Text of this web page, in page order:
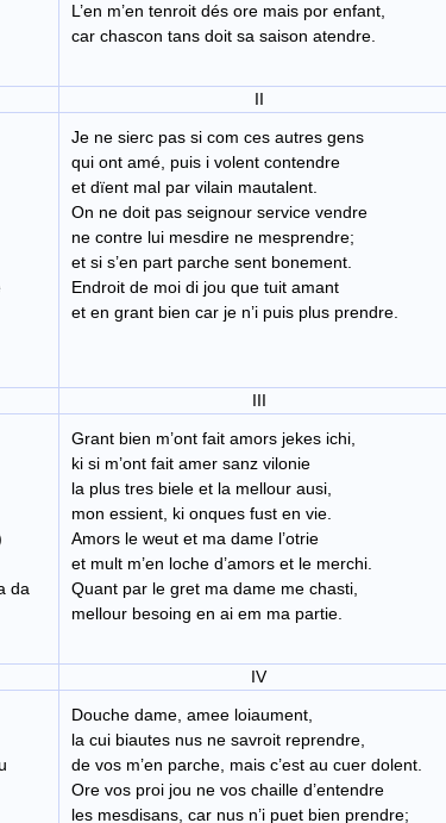
L’en m’en tenroit dés ore mais por enfant,
car chascon tans doit sa saison atendre.
II
Je ne sierc pas si com ces autres gens
qui ont amé, puis i volent contendre
et dïent mal par vilain mautalent.
On ne doit pas seignour service vendre
ne contre lui mesdire ne mesprendre;
et si s’en part parche sent bonement.
Endroit de moi di jou que tuit amant
et en grant bien car je n’i puis plus prendre.
III
da
Grant bien m’ont fait amors jekes ichi,
ki si m’ont fait amer sanz vilonie
la plus tres biele et la mellour ausi,
mon essient, ki onques fust en vie.
Amors le weut et ma dame l’otrie
et mult m’en loche d’amors et le merchi.
Quant par le gret ma dame me chasti,
mellour besoing en ai em ma partie.
IV
Douche dame, amee loiaument,
la cui biautes nus ne savroit reprendre,
de vos m’en parche, mais c’est au cuer dolent.
Ore vos proi jou ne vos chaille d’entendre
les mesdisans, car nus n’i puet bien prendre;